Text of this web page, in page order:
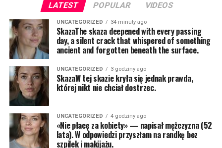
LATEST POPULAR VIDEOS
UNCATEGORIZED 34 minuty ago
SkazaThe skaza deepened with every passing
day, a silent crack that whispered of something
ancient and forgotten beneath the surface.
UNCATEGORIZED 3 godziny ago
SkazaW tej skazie kryła się jednak prawda,
której nikt nie chciał dostrzec.
UNCATEGORIZED 4 godziny ago
«Nie płacę za kobiety» — napisał mężczyzna (52
lata). W odpowiedzi przyszłam na randkę bez
szpilek i makijażu.